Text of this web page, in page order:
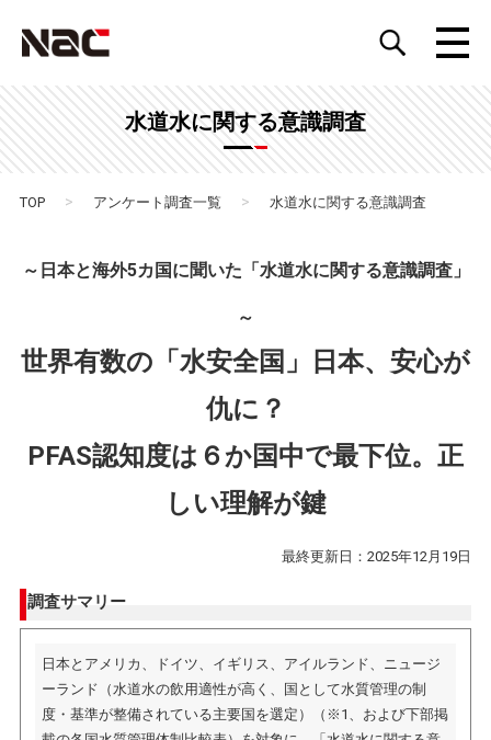
水道水に関する意識調査
TOP > アンケート調査一覧 > 水道水に関する意識調査
～日本と海外5カ国に聞いた「水道水に関する意識調査」
～
世界有数の「水安全国」日本、安心が
仇に？
PFAS認知度は６か国中で最下位。正
しい理解が鍵
最終更新日：2025年12月19日
調査サマリー
日本とアメリカ、ドイツ、イギリス、アイルランド、ニュージ
ーランド（水道水の飲用適性が高く、国として水質管理の制
度・基準が整備されている主要国を選定）（※1、および下部掲